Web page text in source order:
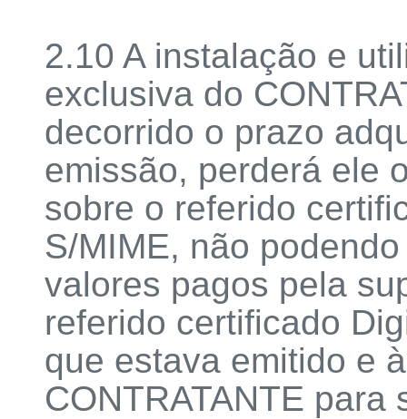
2.10 A instalação e
exclusiva do
decorrido o prazo
emissão, perderá ele
sobre o referido
S/MIME, não
valores pagos pela
referido certificado
que estava emitido e
CONTRATANTE para